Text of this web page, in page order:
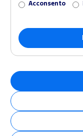
Acconsento